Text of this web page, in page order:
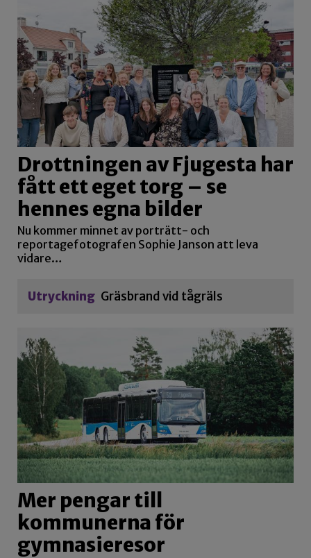
Drottningen av Fjugesta har
fått ett eget torg – se
hennes egna bilder
Nu kommer minnet av porträtt- och
reportagefotografen Sophie Janson att leva
vidare…
Utryckning Gräsbrand vid tågräls
Mer pengar till
kommunerna för
gymnasieresor